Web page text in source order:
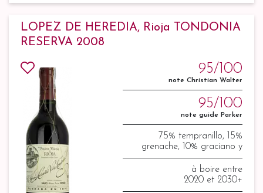
LOPEZ DE HEREDIA, Rioja TONDONIA
RESERVA 2008
95/100
note Christian Walter
95/100
note guide Parker
75% tempranillo, 15%
grenache, 10% graciano y
mazuelo
à boire entre
2020 et 2030+